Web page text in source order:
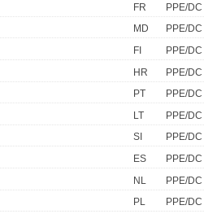
FR
PPE/DC
MD
PPE/DC
FI
PPE/DC
HR
PPE/DC
PT
PPE/DC
LT
PPE/DC
SI
PPE/DC
ES
PPE/DC
NL
PPE/DC
PL
PPE/DC